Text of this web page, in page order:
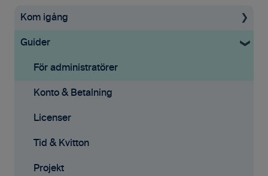
Kom igång
Uppstartsguide
Grundinställningar
Ekonomisystem
Tid & Kvitton
Projekt
Fakturering (ny)
Guider
För administratörer
Konto & Betalning
Licenser
Tid & Kvitton
Projekt